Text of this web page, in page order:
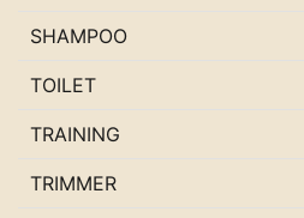
SHAMPOO
TOILET
TRAINING
TRIMMER